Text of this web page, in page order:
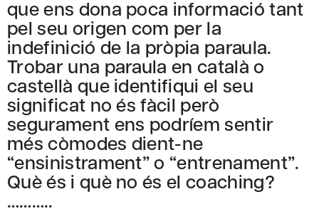
que ens dona poca informació tant
pel seu origen com per la
indefinició de la pròpia paraula.
Trobar una paraula en català o
castellà que identifiqui el seu
significat no és fàcil però
segurament ens podríem sentir
més còmodes dient-ne
“ensinistrament” o “entrenament”.
Què és i què no és el coaching?
………..